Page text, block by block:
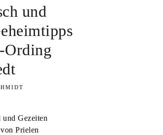
und
Ording
Gezeiten
Prielen